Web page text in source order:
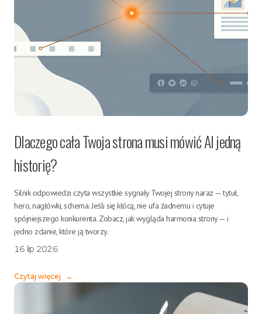
Dlaczego cała Twoja strona musi mówić AI jedną
historię?
Silnik odpowiedzi czyta wszystkie sygnały Twojej strony naraz — tytuł,
hero, nagłówki, schema. Jeśli się kłócą, nie ufa żadnemu i cytuje
spójniejszego konkurenta. Zobacz, jak wygląda harmonia strony — i
jedno zdanie, które ją tworzy.
16 lip 2026
Czytaj więcej →